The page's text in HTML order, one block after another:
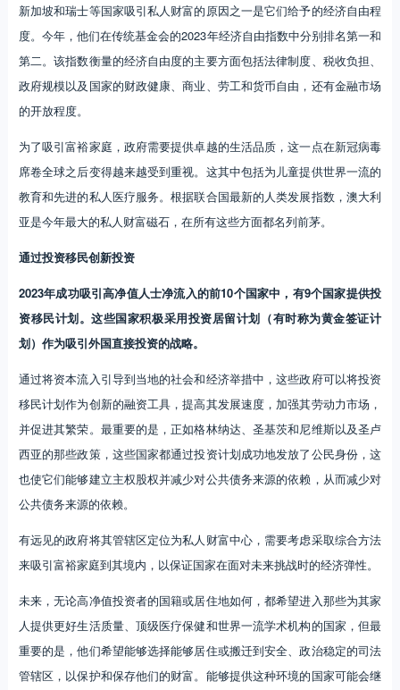
新加坡和瑞士等国家吸引私人财富的原因之一是它们给予的经济自由程
度。今年，他们在传统基金会的2023年经济自由指数中分别排名第一和
第二。该指数衡量的经济自由度的主要方面包括法律制度、税收负担、
政府规模以及国家的财政健康、商业、劳工和货币自由，还有金融市场
的开放程度。
为了吸引富裕家庭，政府需要提供卓越的生活品质，这一点在新冠病毒
席卷全球之后变得越来越受到重视。这其中包括为儿童提供世界一流的
教育和先进的私人医疗服务。根据联合国最新的人类发展指数，澳大利
亚是今年最大的私人财富磁石，在所有这些方面都名列前茅。
通过投资移民创新投资
2023年成功吸引高净值人士净流入的前10个国家中，有9个国家提供投
资移民计划。这些国家积极采用投资居留计划（有时称为黄金签证计
划）作为吸引外国直接投资的战略。
通过将资本流入引导到当地的社会和经济举措中，这些政府可以将投资
移民计划作为创新的融资工具，提高其发展速度，加强其劳动力市场，
并促进其繁荣。最重要的是，正如格林纳达、圣基茨和尼维斯以及圣卢
西亚的那些政策，这些国家都通过投资计划成功地发放了公民身份，这
也使它们能够建立主权股权并减少对公共债务来源的依赖，从而减少对
公共债务来源的依赖。
有远见的政府将其管辖区定位为私人财富中心，需要考虑采取综合方法
来吸引富裕家庭到其境内，以保证国家在面对未来挑战时的经济弹性。
未来，无论高净值投资者的国籍或居住地如何，都希望进入那些为其家
人提供更好生活质量、顶级医疗保健和世界一流学术机构的国家，但最
重要的是，他们希望能够选择能够居住或搬迁到安全、政治稳定的司法
管辖区，以保护和保存他们的财富。能够提供这种环境的国家可能会继